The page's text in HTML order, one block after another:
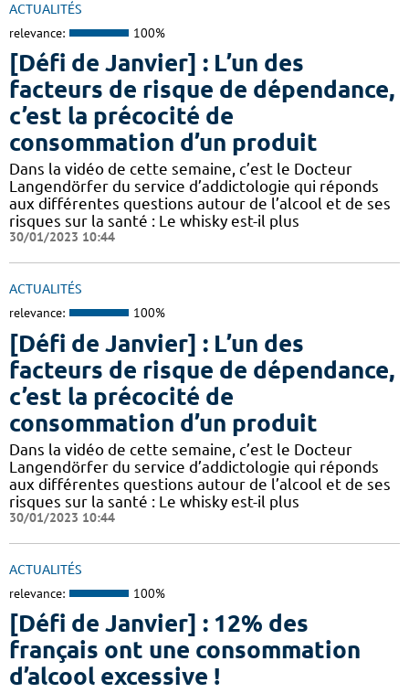
ACTUALITÉS
relevance: 100%
[Défi de Janvier] : L’un des
facteurs de risque de dépendance,
c’est la précocité de
consommation d’un produit
Dans la vidéo de cette semaine, c’est le Docteur
Langendörfer du service d’addictologie qui réponds
aux différentes questions autour de l’alcool et de ses
risques sur la santé : Le whisky est-il plus
30/01/2023 10:44
ACTUALITÉS
relevance: 100%
[Défi de Janvier] : L’un des
facteurs de risque de dépendance,
c’est la précocité de
consommation d’un produit
Dans la vidéo de cette semaine, c’est le Docteur
Langendörfer du service d’addictologie qui réponds
aux différentes questions autour de l’alcool et de ses
risques sur la santé : Le whisky est-il plus
30/01/2023 10:44
ACTUALITÉS
relevance: 100%
[Défi de Janvier] : 12% des
français ont une consommation
d’alcool excessive !